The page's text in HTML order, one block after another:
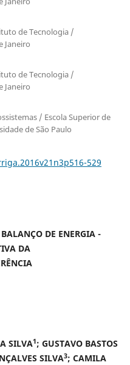
de Tecnologia /
Janeiro
de Tecnologia /
Janeiro
/ Escola Superior de
de São Paulo
529
DE ENERGIA -
DA
SILVA1; GUSTAVO BASTOS
SILVA3; CAMILA